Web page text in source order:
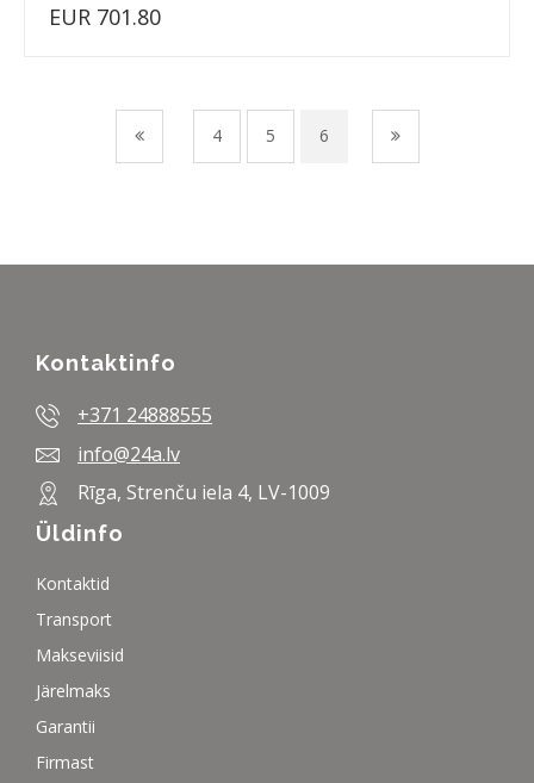
EUR 701.80
4 5 6
Kontaktinfo
+371 24888555
info@24a.lv
Rīga, Strenču iela 4, LV-1009
Üldinfo
Kontaktid
Transport
Makseviisid
Järelmaks
Garantii
Firmast